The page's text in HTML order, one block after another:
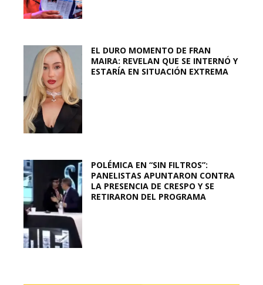
EL DURO MOMENTO DE FRAN
MAIRA: REVELAN QUE SE INTERNÓ Y
ESTARÍA EN SITUACIÓN EXTREMA
POLÉMICA EN “SIN FILTROS”:
PANELISTAS APUNTARON CONTRA
LA PRESENCIA DE CRESPO Y SE
RETIRARON DEL PROGRAMA